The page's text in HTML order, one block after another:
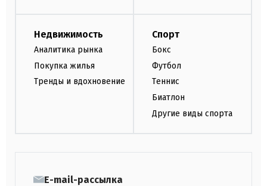
Недвижимость
Аналитика рынка
Покупка жилья
Тренды и вдохновение
Спорт
Бокс
Футбол
Теннис
Биатлон
Другие виды спорта
E-mail-рассылка